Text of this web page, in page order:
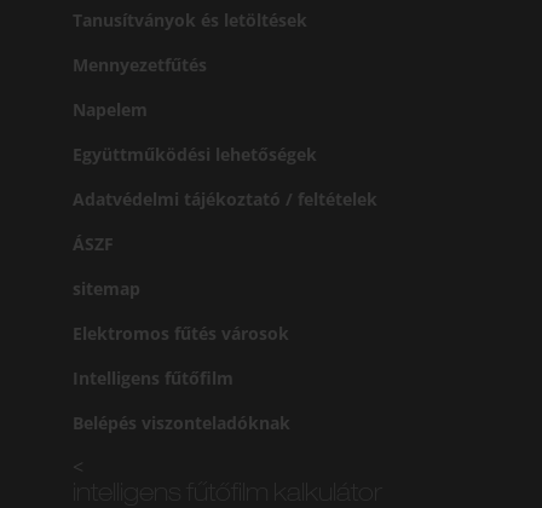
Tanusítványok és letöltések
Mennyezetfűtés
Napelem
Együttműködési lehetőségek
Adatvédelmi tájékoztató / feltételek
ÁSZF
sitemap
Elektromos fűtés városok
Intelligens fűtőfilm
Belépés viszonteladóknak
<